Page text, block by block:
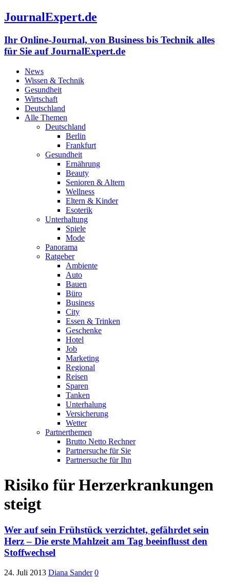
JournalExpert.de
Ihr Online-Journal, von Business bis Technik alles
für Sie auf JournalExpert.de
News
Wissen & Technik
Gesundheit
Wirtschaft
Deutschland
Alle Themen
Deutschland
Berlin
Frankfurt
Gesundheit
Ernährung
Beauty
Senioren & Altern
Wellness
Eltern & Kinder
Esoterik
Unterhaltung
Spiele
Mode
Panorama
Ratgeber
Ambiente
Auto
Bauen
Büro
Business
City
Essen & Trinken
Geschenke
Hotel
Job
Marketing
Regional
Reisen
Sparen
Tanken
Unterhalung
Versicherung
Wetter
Partnerthemen
Brutto Netto Rechner
Partnersuche für Sie
Partnersuche für Ihn
Risiko für Herzerkrankungen
steigt
Wer auf sein Frühstück verzichtet, gefährdet sein
Herz – Die erste Mahlzeit am Tag beeinflusst den
Stoffwechsel
24. Juli 2013 Diana Sander 0